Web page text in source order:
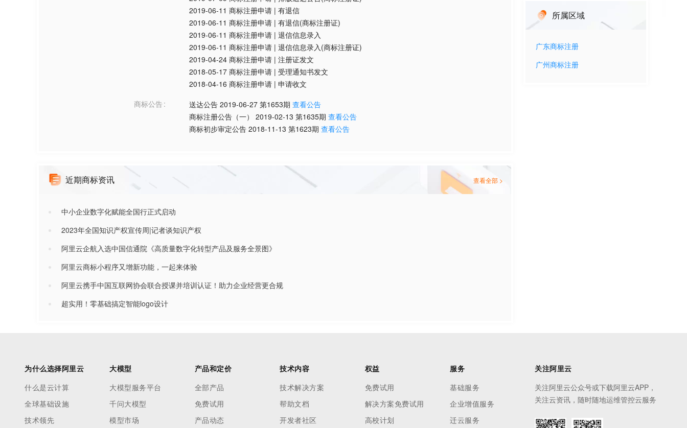
2019-06-11 商标注册申请 | 有退信
2019-06-11 商标注册申请 | 有退信(商标注册证)
2019-06-11 商标注册申请 | 退信信息录入
2019-06-11 商标注册申请 | 退信信息录入(商标注册证)
2019-04-24 商标注册申请 | 注册证发文
2018-05-17 商标注册申请 | 受理通知书发文
2018-04-16 商标注册申请 | 申请收文
商标公告
送达公告 2019-06-27 第1653期 查看公告
商标注册公告（一）
2019-02-13 第1635期 查看公告
商标初步审定公告 2018-11-13 第1623期 查看公告
近期商标资讯 查看全部 >
中小企业数字化赋能全国行正式启动
2023年全国知识产权宣传周|记者谈知识产权
阿里云企航入选中国信通院《高质量数字化转型产品及服务全景图》
阿里云商标小程序又增新功能，一起来体验
阿里云携手中国互联网协会联合授课并培训认证！助力企业经营更合规
超实用！零基础搞定智能logo设计
所属区域
广东商标注册
广州 商标注册